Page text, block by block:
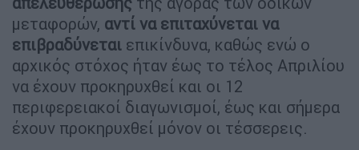
μεταφορών, αντί να επιταχύνεται να
επιβραδύνεται επικίνδυνα, καθώς ενώ ο
αρχικός στόχος ήταν έως το τέλος Απριλίου
να έχουν προκηρυχθεί και οι 12
περιφερειακοί διαγωνισμοί, έως και σήμερα
έχουν προκηρυχθεί μόνον οι τέσσερεις.